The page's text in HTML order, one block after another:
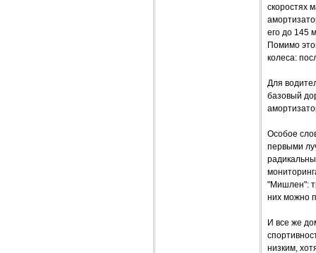
скоростях
его до 145
Помимо
колеса:
Для
базовый
Особое
первыми
"Мишлен":
них можно
И все же
низким,